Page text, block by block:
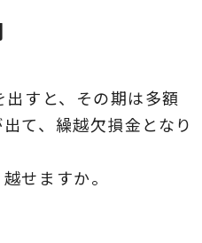
すと、その期は多額
て、繰越欠損金となり
せますか。